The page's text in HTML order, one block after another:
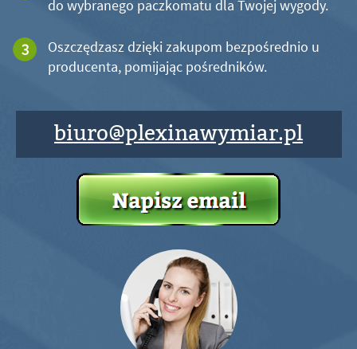
do wybranego paczkomatu dla Twojej wygody.
Oszczędzasz dzięki zakupom bezpośrednio u
producenta, pomijając pośredników.
biuro@plexinawymiar.pl